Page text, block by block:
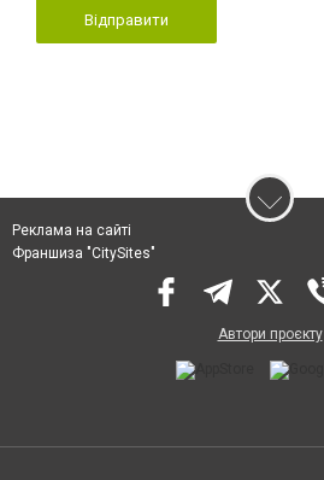
Відправити
Реклама на сайті
Франшиза "CitySites"
Автори проєкту